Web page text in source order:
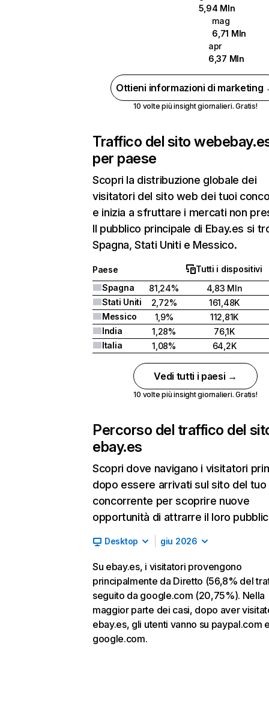
5,94 Mln
mag
6,71 Mln
apr
6,37 Mln
Ottieni informazioni di marketing
10 volte più insight giornalieri. Gratis!
Traffico del sito web
per paese
Scopri la distribuzione globale dei
visitatori del sito web dei tuoi
e inizia a sfruttare i mercati non
Il pubblico principale di Ebay.es si
Spagna, Stati Uniti e Messico.
Paese
Tutti i dispositivi
Spagna
81,24%
4,83 Mln
Stati Uniti
2,72%
161,48K
Messico
1,9%
112,81K
India
1,28%
76,1K
Italia
1,08% 64,2K
Vedi tutti i paesi →
10 volte più insight giornalieri. Gratis!
Percorso del traffico del
ebay.es
Scopri dove navigano i visitatori
dopo essere arrivati sul sito del tuo
concorrente per scoprire nuove
opportunità di attrarre il loro
Desktop giu 2026
Su ebay.es, i visitatori provengono
principalmente da Diretto (56,8% del
seguito da google.com (20,75%). Nella
maggior parte dei casi, dopo aver
ebay.es, gli utenti vanno su paypal.com
google.com.